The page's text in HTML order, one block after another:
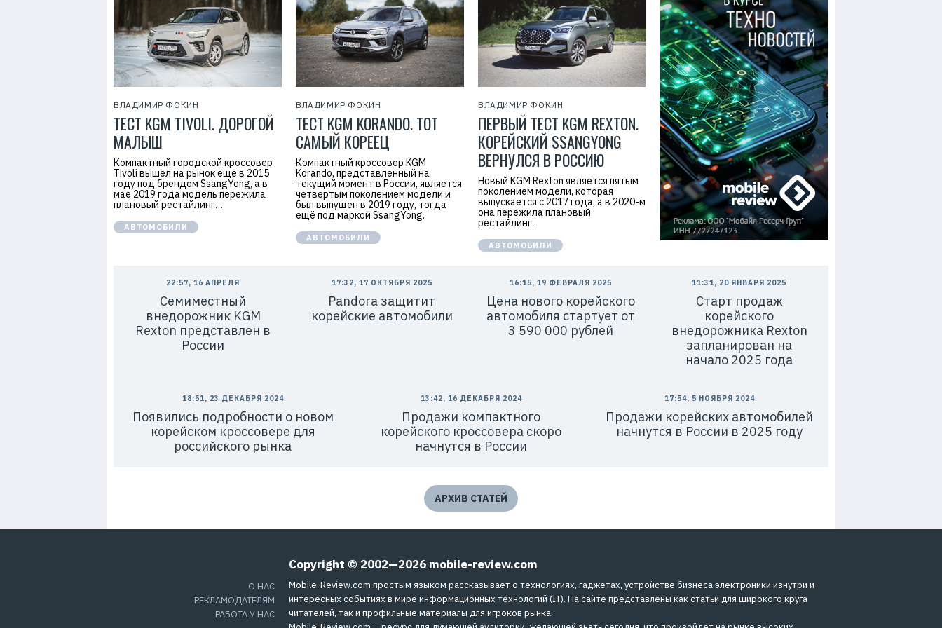
ВЛАДИМИР ФОКИН
ТЕСТ KGM TIVOLI. ДОРОГОЙ
МАЛЫШ
Компактный городской кроссовер
Tivoli вышел на рынок ещё в 2015
году под брендом SsangYong, а в
мае 2019 года модель пережила
плановый рестайлинг…
АВТОМОБИЛИ
ВЛАДИМИР ФОКИН
ТЕСТ KGM KORANDO. ТОТ
САМЫЙ КОРЕЕЦ
Компактный кроссовер KGM
Korando, представленный на
текущий момент в России, является
четвертым поколением модели и
был выпущен в 2019 году, тогда
ещё под маркой SsangYong.
АВТОМОБИЛИ
ВЛАДИМИР ФОКИН
ПЕРВЫЙ ТЕСТ KGM REXTON.
КОРЕЙСКИЙ SSANGYONG
ВЕРНУЛСЯ В РОССИЮ
Новый KGM Rexton является пятым
поколением модели, которая
выпускается с 2017 года, а в 2020-м
она пережила плановый
рестайлинг.
АВТОМОБИЛИ
22:57, 16 АПРЕЛЯ
Семиместный
внедорожник KGM
Rexton представлен в
России
17:32, 17 ОКТЯБРЯ 2025
Pandora защитит
корейские автомобили
16:15, 19 ФЕВРАЛЯ 2025
Цена нового корейского
автомобиля стартует от
3 590 000 рублей
11:31, 20 ЯНВАРЯ 2025
Старт продаж
корейского
внедорожника Rexton
запланирован на
начало 2025 года
18:51, 23 ДЕКАБРЯ 2024
Появились подробности о новом
корейском кроссовере для
российского рынка
13:42, 16 ДЕКАБРЯ 2024
Продажи компактного
корейского кроссовера скоро
начнутся в России
17:54, 5 НОЯБРЯ 2024
Продажи корейских автомобилей
начнутся в России в 2025 году
АРХИВ СТАТЕЙ
О НАС
РЕКЛАМОДАТЕЛЯМ
РАБОТА У НАС
Copyright © 2002—2026 mobile-review.com
Mobile-Review.com простым языком рассказывает о технологиях, гаджетах, устройстве бизнеса электроники изнутри и
интересных событиях в мире информационных технологий (IT). На сайте представлены как статьи для широкого круга
читателей, так и профильные материалы для игроков рынка.